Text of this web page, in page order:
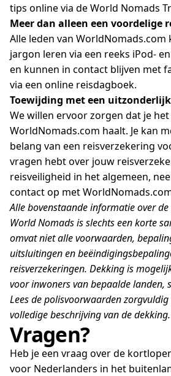
tips online via de World Nomads
Meer dan alleen een voordelige
Alle leden van
jargon leren via een reeks iPod-
en kunnen in contact blijven met
via een online reisdagboek.
Toewijding met een
We willen ervoor zorgen dat je
WorldNomads.com haalt. Je kan
belang van een ​​reisverzekering
vragen hebt over jouw
reisveiligheid in het algemeen,
contact op met
Alle bovenstaande informatie over
World Nomads is slechts een korte
omvat niet alle voorwaarden,
uitsluitingen en
reisverzekeringen. Dekking is
voor inwoners van bepaalde landen,
Lees de polisvoorwaarden
volledige beschrijving van de dekking.
Vragen?
Heb je een vraag over de
voor Nederlanders in het